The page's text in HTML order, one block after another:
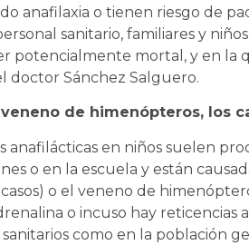
anafilaxia o tienen riesgo de
sanitario, familiares y
potencialmente mortal, y en la
doctor Sánchez Salguero.
de himenópteros, los
anafilácticas en niños suelen
o en la escuela y están
o el veneno de
o incuso hay reticencias
como en la población